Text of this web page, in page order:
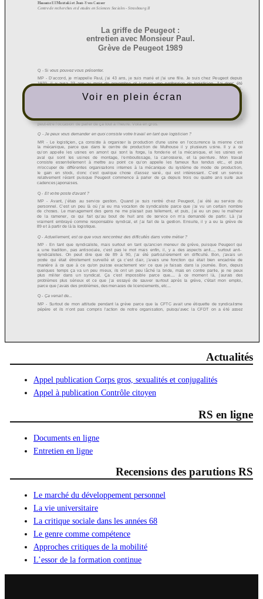
Voir en plein écran
Actualités
Appel publication Corps gros, sexualités et conjugalités
Appel à publication Contrôle citoyen
RS en ligne
Documents en ligne
Entretien en ligne
Recensions des parutions RS
Le marché du développement personnel
La vie universitaire
La critique sociale dans les années 68
Le genre comme compétence
Approches critiques de la mobilité
L’essor de la formation continue